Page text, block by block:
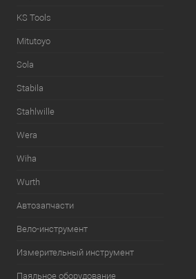
KS Tools
Mitutoyo
Sola
Stabila
Stahlwille
Wera
Wiha
Wurth
Автозапчасти
Вело-инструмент
Измерительный инструмент
Паяльное оборудование